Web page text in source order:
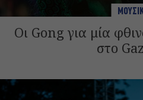
Οι Gong για μία
στο